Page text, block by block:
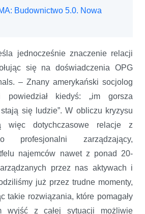
Budownictwo 5.0. Nowa
jednocześnie znaczenie relacji
się na doświadczenia OPG
– Znany amerykański socjolog
powiedział kiedyś: „im gorsza
się ludzie”. W obliczu kryzysu
więc dotychczasowe relacje z
profesjonalni zarządzający,
najemców nawet z ponad 20-
przez nas aktywach i
już przez trudne momenty,
takie rozwiązania, które pomagały
wyjść z całej sytuacji możliwie